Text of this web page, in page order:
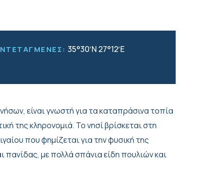
35°30′N 27°12′E
είναι γνωστή για τα καταπράσινα τοπία
της κληρονομιά. Το νησί βρίσκεται στη
που φημίζεται για την φυσική της
πανίδας, με πολλά σπάνια είδη πουλιών και